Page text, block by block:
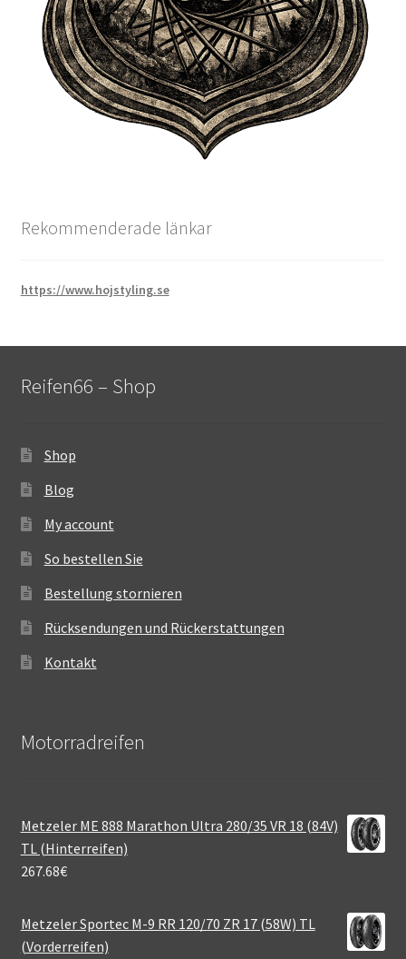
Rekommenderade länkar
https://www.hojstyling.se
Reifen66 – Shop
Shop
Blog
My account
So bestellen Sie
Bestellung stornieren
Rücksendungen und Rückerstattungen
Kontakt
Motorradreifen
Metzeler ME 888 Marathon Ultra 280/35 VR 18 (84V)
TL (Hinterreifen)
267.68€
Metzeler Sportec M-9 RR 120/70 ZR 17 (58W) TL
(Vorderreifen)